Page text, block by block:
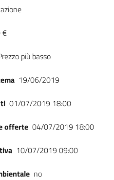
€
più basso
19/06/2019
01/07/2019 18:00
offerte 04/07/2019 18:00
10/07/2019 09:00
no